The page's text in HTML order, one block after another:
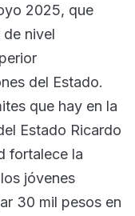
2025, que
nivel
del Estado.
que hay en la
Estado Ricardo
fortalece la
jóvenes
30 mil pesos en